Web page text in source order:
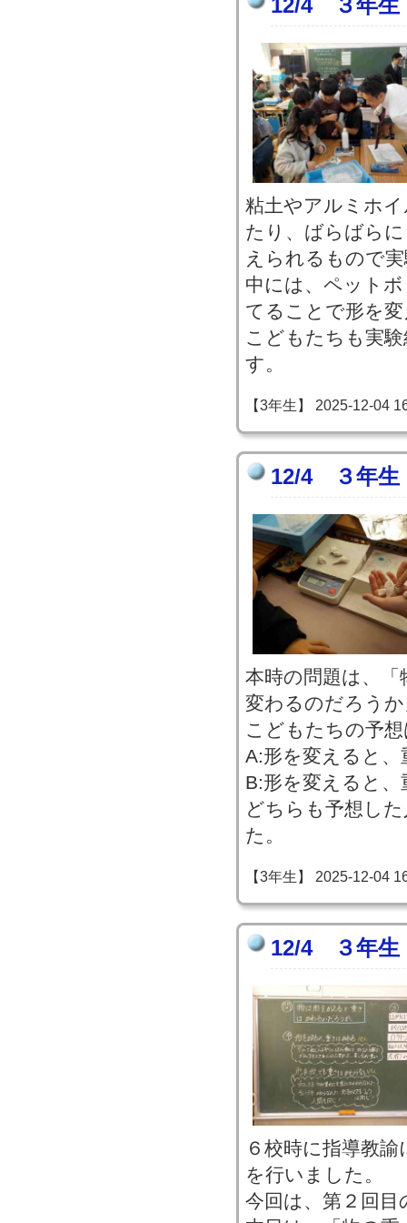
12/4 ３年生
粘土やアルミホ
たり、ばらばら
えられるもので
中には、ペット
てることで形を
こどもたちも実
す。
【3年生】 2025-12-04
12/4 ３年生
本時の問題は、
変わるのだろう
こどもたちの予
A:形を変えると
B:形を変えると
どちらも予想し
た。
【3年生】 2025-12-04
12/4 ３年生
６校時に指導教
を行いました。
今回は、第２回